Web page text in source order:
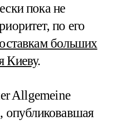
пока не
по его
больших
Киеву.
Allgemeine
опубликовавшая